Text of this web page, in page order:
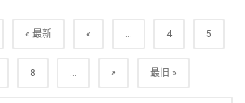
« 最新 « ... 4 5
8 ... » 最旧 »